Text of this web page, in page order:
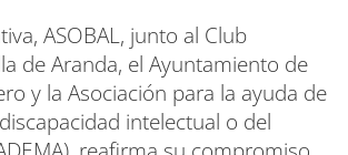
ASOBAL, junto al Club
de Aranda, el Ayuntamiento de
y la Asociación para la ayuda de
intelectual o del